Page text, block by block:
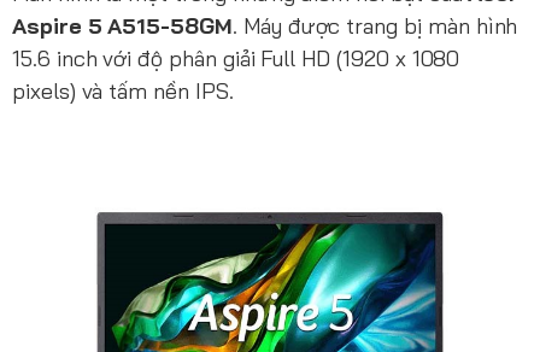
Aspire 5 A515-58GM. Máy được trang bị màn hình
15.6 inch với độ phân giải Full HD (1920 x 1080
pixels) và tấm nền IPS.